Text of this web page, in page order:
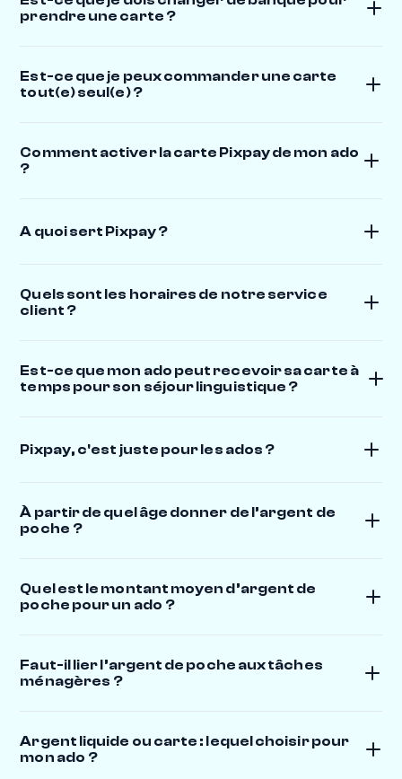
prendre une carte ?
Est-ce que je peux commander une carte
tout(e) seul(e) ?
Comment activer la carte Pixpay de mon ado
?
A quoi sert Pixpay ?
Quels sont les horaires de notre service
client ?
Est-ce que mon ado peut recevoir sa carte à
temps pour son séjour linguistique ?
Pixpay, c'est juste pour les ados ?
À partir de quel âge donner de l’argent de
poche ?
Quel est le montant moyen d’argent de
poche pour un ado ?
Faut-il lier l’argent de poche aux tâches
ménagères ?
Argent liquide ou carte : lequel choisir pour
mon ado ?